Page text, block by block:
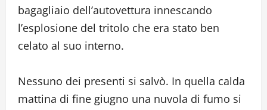
bagagliaio dell’autovettura innescando
l’esplosione del tritolo che era stato ben
celato al suo interno.
Nessuno dei presenti si salvò. In quella calda
mattina di fine giugno una nuvola di fumo si